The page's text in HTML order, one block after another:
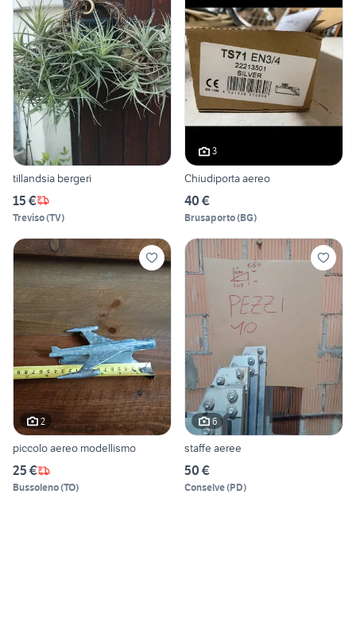
tillandsia bergeri
15 €
Treviso(TV)
3
Chiudiporta aereo
40 €
Brusaporto(BG)
2
piccolo aereo modellismo
25 €
Bussoleno(TO)
6
staffe aeree
50 €
Conselve(PD)